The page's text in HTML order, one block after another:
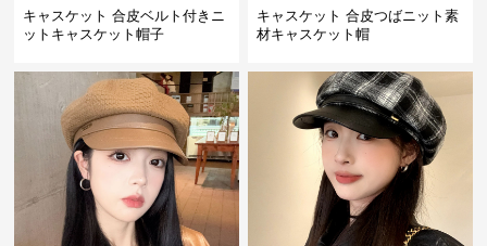
キャスケット 合皮ベルト付きニ
ットキャスケット帽子
キャスケット 合皮つばニット素
材キャスケット帽